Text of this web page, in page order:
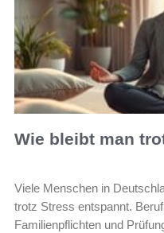
Wie bleibt man
Viele Menschen in
trotz Stress entspannt.
Familienpflichten und